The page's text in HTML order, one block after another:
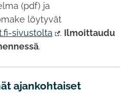
(pdf) ja
löytyvät
sivustolta
. Ilmoittaudu
.
ajankohtaiset